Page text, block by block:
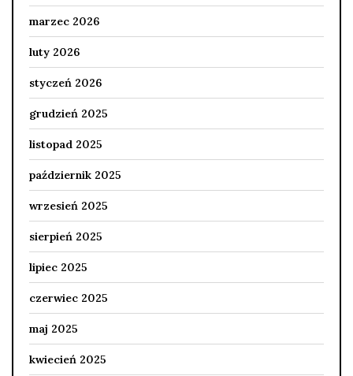
marzec 2026
luty 2026
styczeń 2026
grudzień 2025
listopad 2025
październik 2025
wrzesień 2025
sierpień 2025
lipiec 2025
czerwiec 2025
maj 2025
kwiecień 2025